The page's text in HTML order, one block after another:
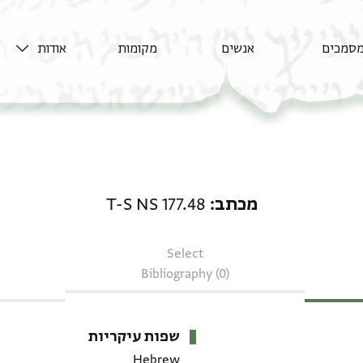
מסמכים אנשים מקומות אודות
מכתב T-S NS 177.48
Select
Bibliography (0)
שפות עיקריות